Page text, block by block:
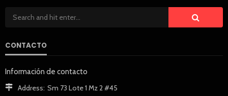
CONTACTO
Información de contacto
Address: Sm 73 Lote 1 Mz 2 #45